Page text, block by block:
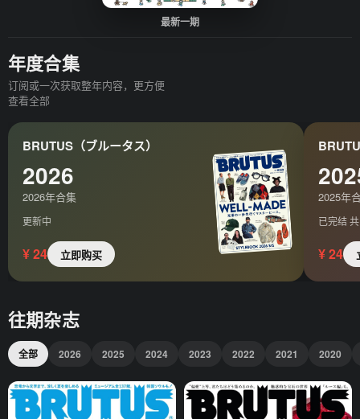
最新一期
年度合集
订阅或一次获取整年内容，更方便
查看全部
BRUTUS（ブルータス）
2026
2026年合集
更新中
¥ 24 立即购买
2025年
已完结
¥ 24
往期杂志
全部 2026 2025 2024 2023 2022 2021 2020